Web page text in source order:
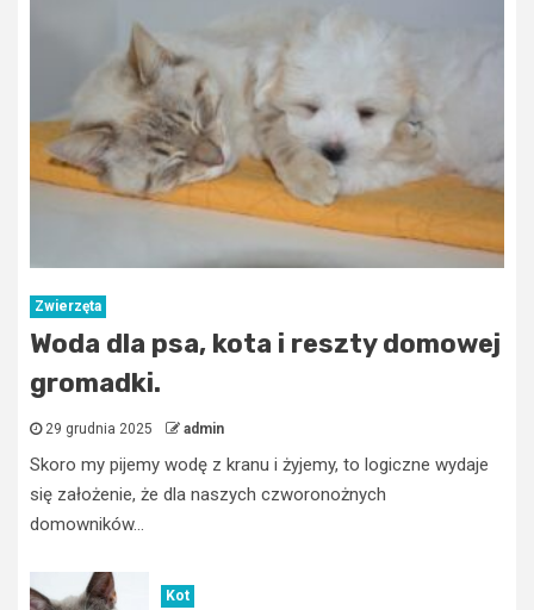
Zwierzęta
Woda dla psa, kota i reszty domowej
gromadki.
29 grudnia 2025 admin
Skoro my pijemy wodę z kranu i żyjemy, to logiczne wydaje
się założenie, że dla naszych czworonożnych
domowników...
Kot